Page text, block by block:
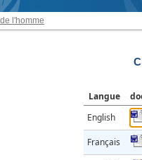
l'homme
Langue
English
Français